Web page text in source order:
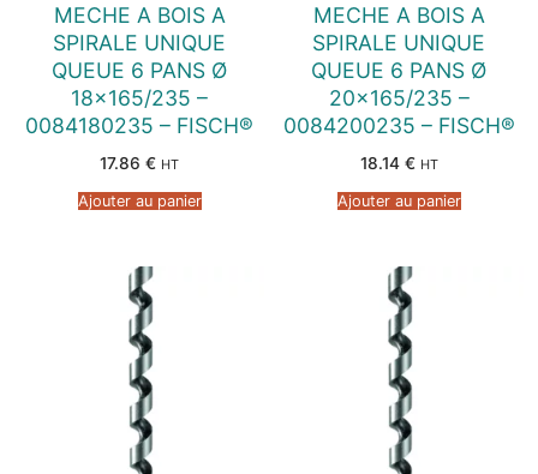
MECHE A BOIS A
SPIRALE UNIQUE
QUEUE 6 PANS Ø
18×165/235 –
0084180235 – FISCH®
17.86 € HT
Ajouter au panier
MECHE A BOIS A
SPIRALE UNIQUE
QUEUE 6 PANS Ø
20×165/235 –
0084200235 – FISCH®
18.14 € HT
Ajouter au panier